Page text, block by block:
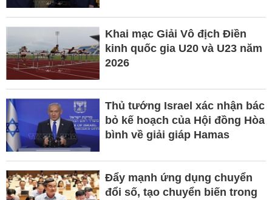
Khai mạc Giải Vô địch Điền
kinh quốc gia U20 và U23 năm
2026
Thủ tướng Israel xác nhận bác
bỏ kế hoạch của Hội đồng Hòa
bình về giải giáp Hamas
Đẩy mạnh ứng dụng chuyển
đổi số, tạo chuyển biến trong